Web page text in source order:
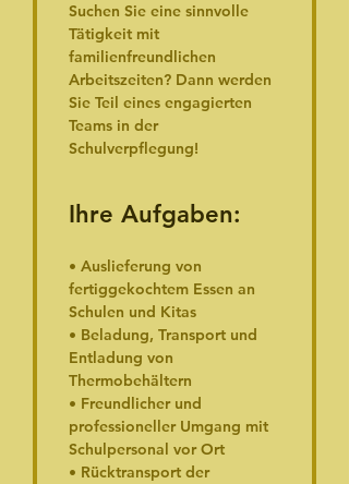
Suchen Sie eine sinnvolle
Tätigkeit mit
familienfreundlichen
Arbeitszeiten? Dann werden
Sie Teil eines engagierten
Teams in der
Schulverpflegung!
Ihre Aufgaben:
• Auslieferung von
fertiggekochtem Essen an
Schulen und Kitas
• Beladung, Transport und
Entladung von
Thermobehältern
• Freundlicher und
professioneller Umgang mit
Schulpersonal vor Ort
• Rücktransport der